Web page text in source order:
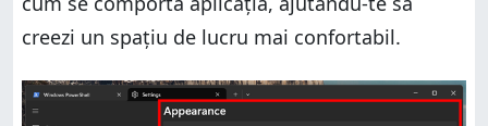
creezi un spațiu de lucru mai confortabil.